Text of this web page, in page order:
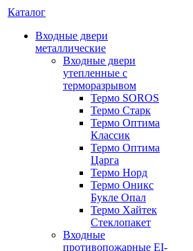
Каталог
Входные двери
металлические
Входные двери
утепленные с
терморазрывом
Термо SOROS
Термо Старк
Термо Оптима
Классик
Термо Оптима
Царга
Термо Норд
Термо Оникс
Букле Опал
Термо Хайтек
Стеклопакет
Входные
противопожарные EI-